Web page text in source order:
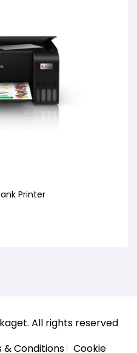
Printer
. All rights reserved
& Conditions Cookie